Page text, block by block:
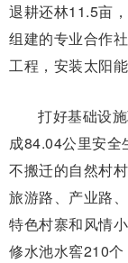
退耕还林11.5亩
组建的专业合作
工程，安装太阳
打好基础设
成84.04公里安全
不搬迁的自然村
旅游路、产业路
特色村寨和风情
修水池水窖210